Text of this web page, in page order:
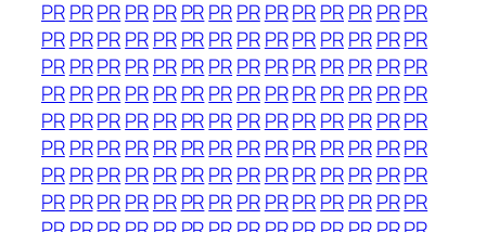
PRPRPRPRPR PRPRPRPRPRPRPR PRPR
PRPRPRPRPR PRPRPRPRPRPRPR PRPR
PRPRPRPRPR PRPRPRPRPRPRPR PRPR
PRPRPRPRPR PRPRPRPRPRPRPR PRPR
PRPRPRPRPR PRPRPRPRPRPRPR PRPR
PRPRPRPRPR PRPRPRPRPRPRPR PRPR
PRPRPRPRPR PRPRPRPRPRPRPR PRPR
PRPRPRPRPR PRPRPRPRPRPRPR PRPR